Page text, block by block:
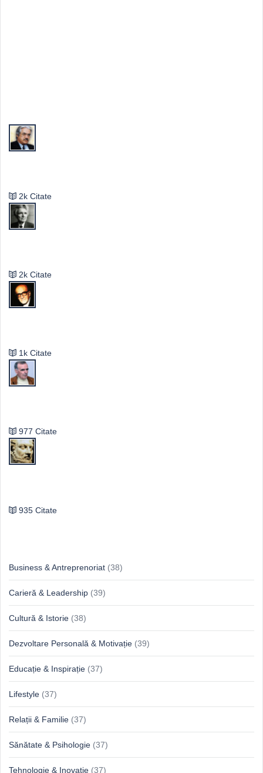
2k Citate
2k Citate
1k Citate
977 Citate
935 Citate
Business & Antreprenoriat (38)
Carieră & Leadership (39)
Cultură & Istorie (38)
Dezvoltare Personală & Motivație (39)
Educație & Inspirație (37)
Lifestyle (37)
Relații & Familie (37)
Sănătate & Psihologie (37)
Tehnologie & Inovație (37)